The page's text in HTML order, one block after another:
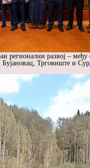
регионални развој –
Бујановац, Трговиште и